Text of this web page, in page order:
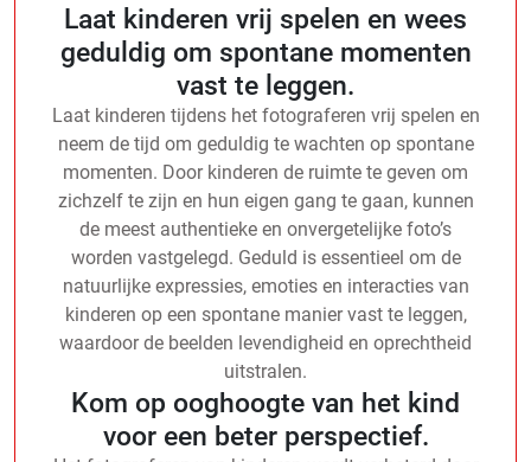
Laat kinderen vrij spelen en wees
geduldig om spontane momenten
vast te leggen.
Laat kinderen tijdens het fotograferen vrij spelen en
neem de tijd om geduldig te wachten op spontane
momenten. Door kinderen de ruimte te geven om
zichzelf te zijn en hun eigen gang te gaan, kunnen
de meest authentieke en onvergetelijke foto’s
worden vastgelegd. Geduld is essentieel om de
natuurlijke expressies, emoties en interacties van
kinderen op een spontane manier vast te leggen,
waardoor de beelden levendigheid en oprechtheid
uitstralen.
Kom op ooghoogte van het kind
voor een beter perspectief.